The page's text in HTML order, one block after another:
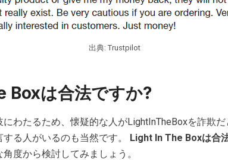
出典: Trustpilot
Boxは合法ですか?
にわたるため、懐疑的な人がLightInTheBoxを詐欺
る人がいるのも当然です。 Light In The Boxは合
度から検討してみましょう。